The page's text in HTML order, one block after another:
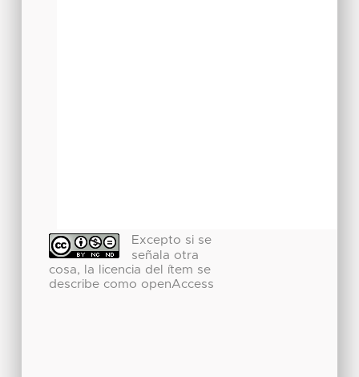
Excepto si se
señala otra
cosa, la licencia del ítem se
describe como openAccess